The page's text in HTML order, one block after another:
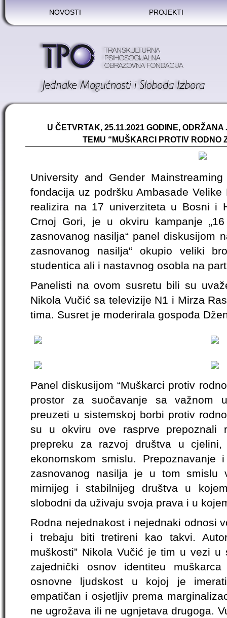
NOVOSTI PROJEKTI
U ČETVRTAK, 25.11.2021 GODINE,
TEMU “MUŠKARCI PROTIV RODNO
University and Gender
fondacija uz podršku Ambasade
realizira na 17 univerziteta u Bosni i
Crnoj Gori, je u okviru kampanje
zasnovanog nasilja“ panel diskusijom
zasnovanog nasilja“ okupio veliki
studentica ali i nastavnog osobla na
Panelisti na ovom susretu bili su
Nikola Vučić sa televizije N1 i Mirza
tima. Susret je moderirala gospođa
Panel diskusijom “Muškarci protiv
prostor za suočavanje sa važnom
preuzeti u sistemskoj borbi protiv
su u okviru ove rasprve prepoznali
prepreku za razvoj društva u
ekonomskom smislu.
zasnovanog nasilja je u tom smislu
mirnijeg i stabilnijeg društva u
slobodni da uživaju svoja prava i u
Rodna nejednakost i nejednaki odnosi
i trebaju biti tretireni kao takvi.
muškosti” Nikola Vučić je tim u vezi
zajednički osnov identiteu
osnovne ljudskost u kojoj je
empatičan i osjetljiv prema
ne ugrožava ili ne ugnjetava drugoga.